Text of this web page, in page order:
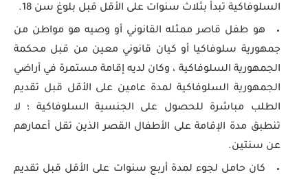
السلوفاكية تبدأ بثلاث سنوات على الأقل قبل بلوغ سن 18.
هو طفل قاصر ممثله القانوني أو وصيه هو مواطن من
جمهورية سلوفاكيا أو كيان قانوني معين من قبل محكمة
الجمهورية السلوفاكية ، وكان لديه إقامة مستمرة في أراضي
الجمهورية السلوفاكية لمدة عامين على الأقل قبل تقديم
الطلب مباشرة للحصول على الجنسية السلوفاكية ؛ لا
تنطبق مدة الإقامة على الأطفال القصر الذين تقل أعمارهم
عن سنتين.
كان حامل لجوء لمدة أربع سنوات على الأقل قبل تقديم